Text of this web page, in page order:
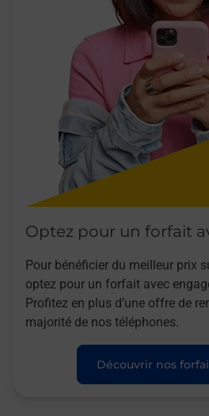
Optez pour un forfait
Pour bénéficier du meilleur prix
optez pour un forfait avec
Profitez en plus d’une offre de
majorité de nos téléphones.
Découvrir nos